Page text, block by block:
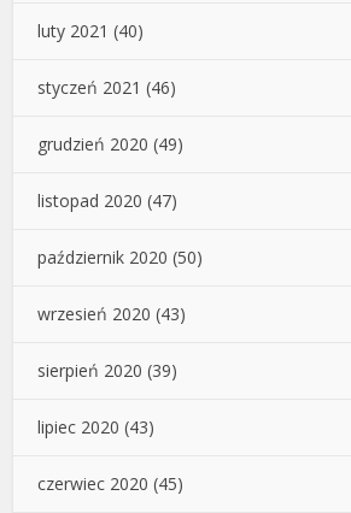
luty 2021 (40)
styczeń 2021 (46)
grudzień 2020 (49)
listopad 2020 (47)
październik 2020 (50)
wrzesień 2020 (43)
sierpień 2020 (39)
lipiec 2020 (43)
czerwiec 2020 (45)